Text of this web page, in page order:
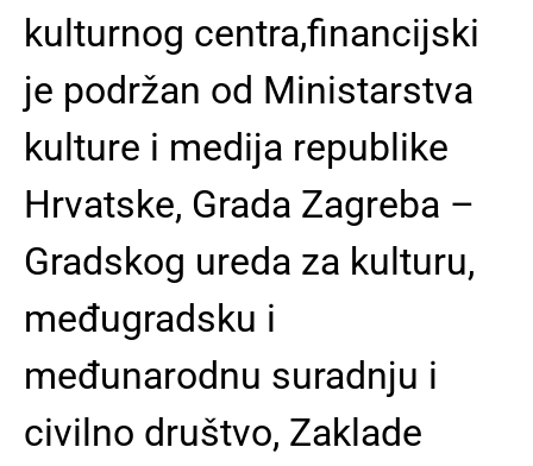
kulturnog centra,financijski
je podržan od Ministarstva
kulture i medija republike
Hrvatske, Grada Zagreba –
Gradskog ureda za kulturu,
međugradsku i
međunarodnu suradnju i
civilno društvo, Zaklade